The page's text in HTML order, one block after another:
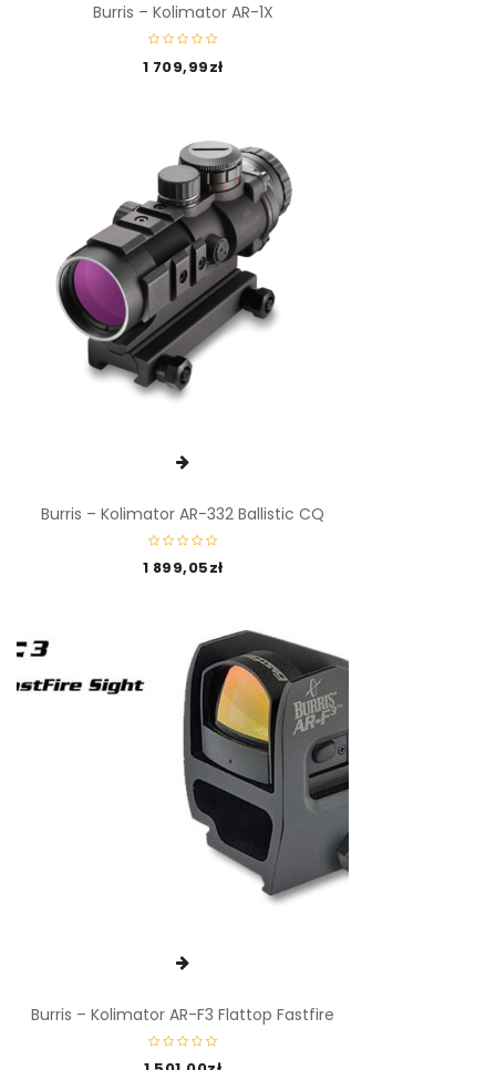
Burris – Kolimator AR-1X
1 709,99zł
Burris – Kolimator AR-332 Ballistic CQ
1 899,05zł
Burris – Kolimator AR-F3 Flattop Fastfire